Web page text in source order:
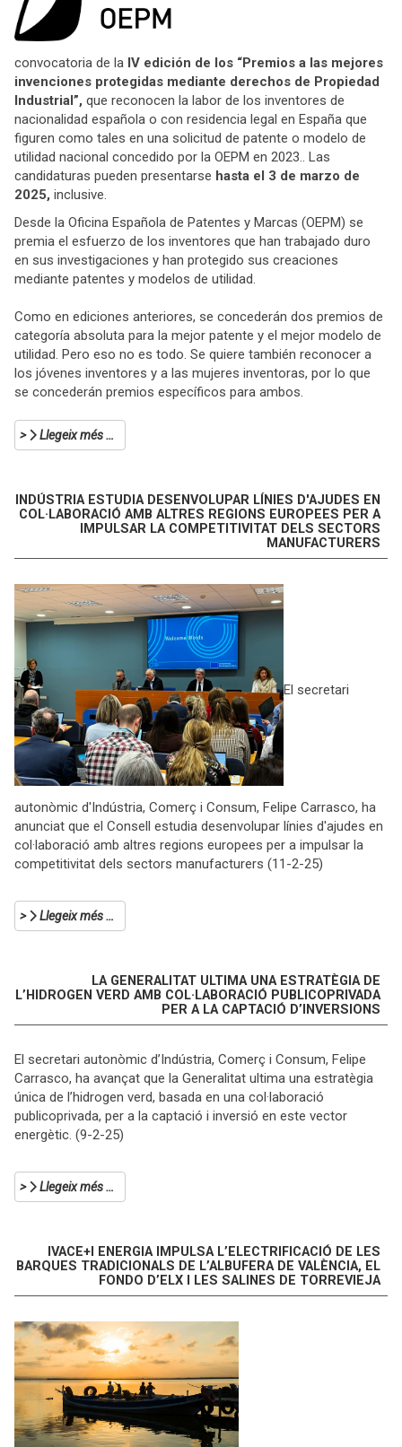
convocatoria de la IV edición de los “Premios a las mejores
invenciones protegidas mediante derechos de Propiedad
Industrial”, que reconocen la labor de los inventores de
nacionalidad española o con residencia legal en España que
figuren como tales en una solicitud de patente o modelo de
utilidad nacional concedido por la OEPM en 2023.. Las
candidaturas pueden presentarse hasta el 3 de marzo de
2025, inclusive.
Desde la Oficina Española de Patentes y Marcas (OEPM) se
premia el esfuerzo de los inventores que han trabajado duro
en sus investigaciones y han protegido sus creaciones
mediante patentes y modelos de utilidad.
Como en ediciones anteriores, se concederán dos premios de
categoría absoluta para la mejor patente y el mejor modelo de
utilidad. Pero eso no es todo. Se quiere también reconocer a
los jóvenes inventores y a las mujeres inventoras, por lo que
se concederán premios específicos para ambos.
Llegeix més …
INDÚSTRIA ESTUDIA DESENVOLUPAR LÍNIES D'AJUDES EN
COL·LABORACIÓ AMB ALTRES REGIONS EUROPEES PER A
IMPULSAR LA COMPETITIVITAT DELS SECTORS
MANUFACTURERS
El secretari
autonòmic d'Indústria, Comerç i Consum, Felipe Carrasco, ha
anunciat que el Consell estudia desenvolupar línies d'ajudes en
col·laboració amb altres regions europees per a impulsar la
competitivitat dels sectors manufacturers (11-2-25)
Llegeix més …
LA GENERALITAT ULTIMA UNA ESTRATÈGIA DE
L’HIDROGEN VERD AMB COL·LABORACIÓ PUBLICOPRIVADA
PER A LA CAPTACIÓ D’INVERSIONS
El secretari autonòmic d’Indústria, Comerç i Consum, Felipe
Carrasco, ha avançat que la Generalitat ultima una estratègia
única de l’hidrogen verd, basada en una col·laboració
publicoprivada, per a la captació i inversió en este vector
energètic. (9-2-25)
Llegeix més …
IVACE+I ENERGIA IMPULSA L’ELECTRIFICACIÓ DE LES
BARQUES TRADICIONALS DE L’ALBUFERA DE VALÈNCIA, EL
FONDO D’ELX I LES SALINES DE TORREVIEJA